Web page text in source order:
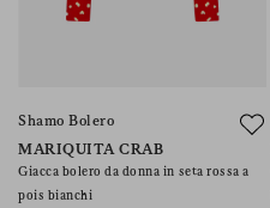
Shamo Bolero
MARIQUITA CRAB
Giacca bolero da donna in seta rossa a
pois bianchi